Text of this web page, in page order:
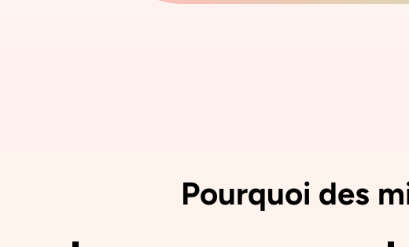
Pourquoi des